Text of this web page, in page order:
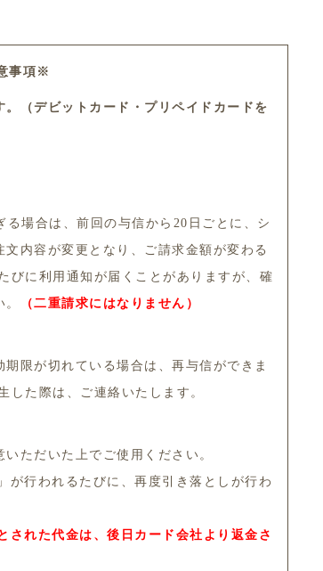
事項※
（デビットカード・プリペイドカードを
場合は、前回の与信から20日ごとに、シ
内容が変更となり、ご請求金額が変わる
びに利用通知が届くことがありますが、確
（二重請求にはなりません）
限が切れている場合は、再与信ができま
た際は、ご連絡いたします。
ただいた上でご使用ください。
が行われるたびに、再度引き落としが行わ
された代金は、後日カード会社より返金さ